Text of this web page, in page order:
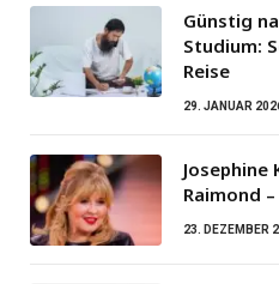
Günstig
Studium:
Reise
29. JANUAR
Josephine
Raimond
23. DEZEMBER